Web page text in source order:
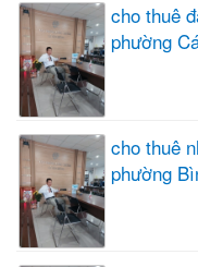
cho thuê
phường
cho thuê
phường